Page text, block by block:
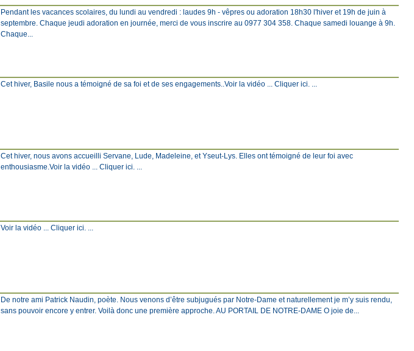
Pendant les vacances scolaires, du lundi au vendredi : laudes 9h - vêpres ou adoration 18h30 l'hiver et 19h de juin à
septembre. Chaque jeudi adoration en journée, merci de vous inscrire au 0977 304 358. Chaque samedi louange à 9h.
Chaque...
Cet hiver, Basile nous a témoigné de sa foi et de ses engagements..Voir la vidéo ... Cliquer ici. ...
Cet hiver, nous avons accueilli Servane, Lude, Madeleine, et Yseut-Lys. Elles ont témoigné de leur foi avec
enthousiasme.Voir la vidéo ... Cliquer ici. ...
Voir la vidéo ... Cliquer ici. ...
De notre ami Patrick Naudin, poète. Nous venons d’être subjugués par Notre-Dame et naturellement je m’y suis rendu,
sans pouvoir encore y entrer. Voilà donc une première approche. AU PORTAIL DE NOTRE-DAME O joie de...